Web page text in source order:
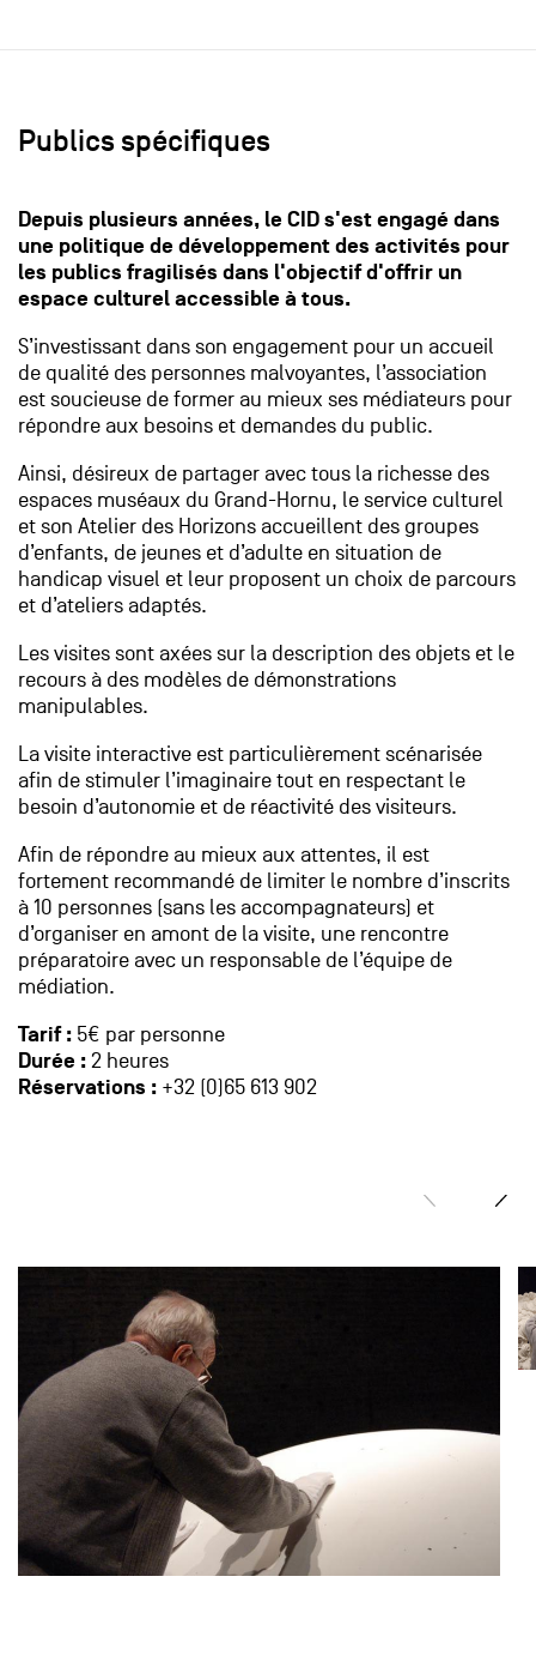
Publics spécifiques
Depuis plusieurs années, le CID s'est engagé dans
une politique de développement des activités pour
les publics fragilisés dans l'objectif d'offrir un
espace culturel accessible à tous.
S’investissant dans son engagement pour un accueil
de qualité des personnes malvoyantes, l’association
est soucieuse de former au mieux ses médiateurs pour
répondre aux besoins et demandes du public.
Ainsi, désireux de partager avec tous la richesse des
espaces muséaux du Grand-Hornu, le service culturel
et son Atelier des Horizons accueillent des groupes
d’enfants, de jeunes et d’adulte en situation de
handicap visuel et leur proposent un choix de parcours
et d’ateliers adaptés.
Les visites sont axées sur la description des objets et le
recours à des modèles de démonstrations
manipulables.
La visite interactive est particulièrement scénarisée
afin de stimuler l’imaginaire tout en respectant le
besoin d’autonomie et de réactivité des visiteurs.
Afin de répondre au mieux aux attentes, il est
fortement recommandé de limiter le nombre d’inscrits
à 10 personnes (sans les accompagnateurs) et
d’organiser en amont de la visite, une rencontre
préparatoire avec un responsable de l’équipe de
médiation.
Tarif : 5€ par personne
Durée :2 heures
Réservations : +32 (0)65 613 902